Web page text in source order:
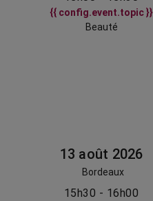
{{ config.event.topic }}
Beauté
13 août 2026
Bordeaux
15h30 - 16h00